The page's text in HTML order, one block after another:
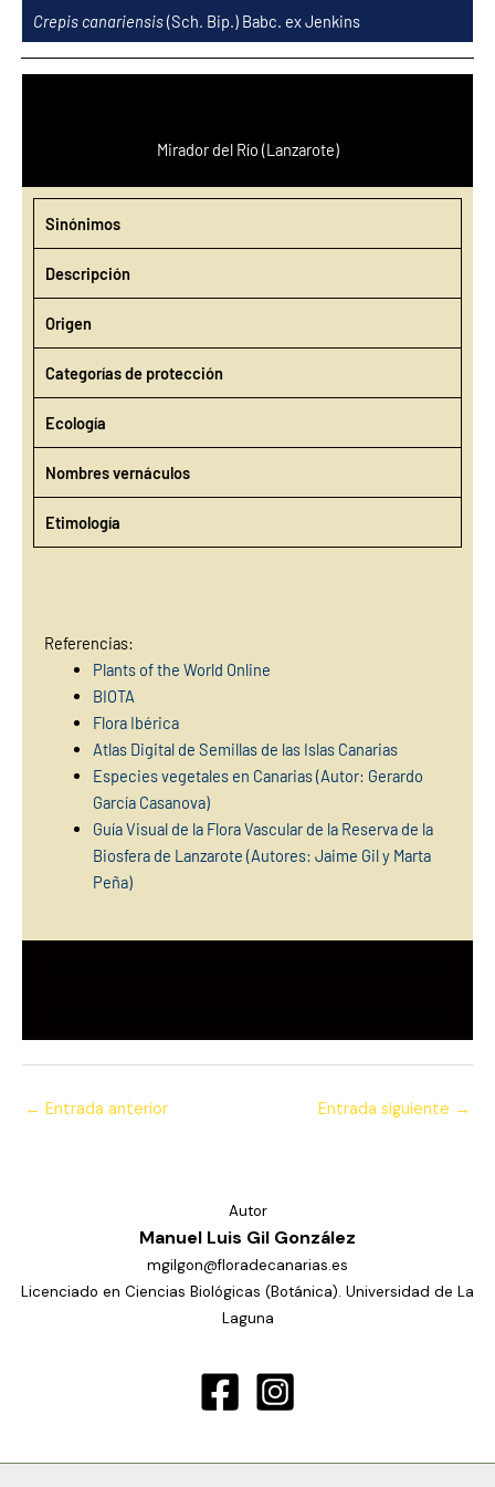
contenido
Crepis canariensis(Sch. Bip.) Babc. ex Jenkins
Mirador del Río (Lanzarote)
Sinónimos
Descripción
Origen
Categorías de protección
Ecología
Nombres vernáculos
Etimología
Referencias:
Plants of the World Online
BIOTA
Flora Ibérica
Atlas Digital de Semillas de las Islas Canarias
Especies vegetales en Canarias (Autor: Gerardo
García Casanova)
Guía Visual de la Flora Vascular de la Reserva de la
Biosfera de Lanzarote (Autores: Jaime Gil y Marta
Peña)
← Entrada anterior Entrada siguiente →
Autor
Manuel Luis Gil González
mgilgon@floradecanarias.es
Licenciado en Ciencias Biológicas (Botánica). Universidad de La
Laguna